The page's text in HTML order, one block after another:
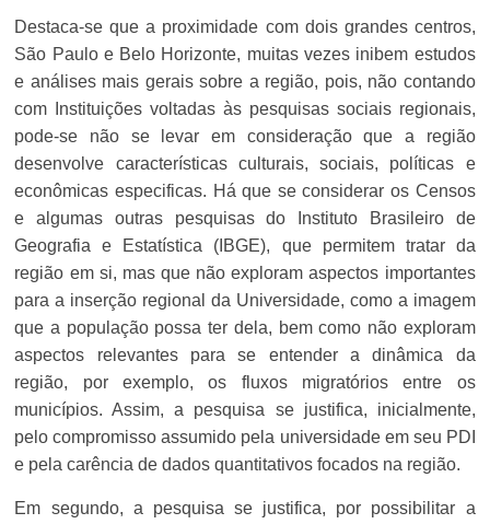
Destaca-se que a proximidade com dois grandes centros,
São Paulo e Belo Horizonte, muitas vezes inibem estudos
e análises mais gerais sobre a região, pois, não contando
com Instituições voltadas às pesquisas sociais regionais,
pode-se não se levar em consideração que a região
desenvolve características culturais, sociais, políticas e
econômicas especificas. Há que se considerar os Censos
e algumas outras pesquisas do Instituto Brasileiro de
Geografia e Estatística (IBGE), que permitem tratar da
região em si, mas que não exploram aspectos importantes
para a inserção regional da Universidade, como a imagem
que a população possa ter dela, bem como não exploram
aspectos relevantes para se entender a dinâmica da
região, por exemplo, os fluxos migratórios entre os
municípios. Assim, a pesquisa se justifica, inicialmente,
pelo compromisso assumido pela universidade em seu PDI
e pela carência de dados quantitativos focados na região.
Em segundo, a pesquisa se justifica, por possibilitar a